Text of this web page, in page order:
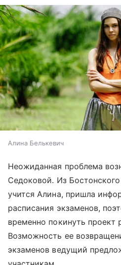
Алина Белькевич
Неожиданная проблема
Седоковой. Из Бостонского
учится Алина, пришла
расписания экзаменов,
временно покинуть проект
Возможность ее
экзаменов ведущий